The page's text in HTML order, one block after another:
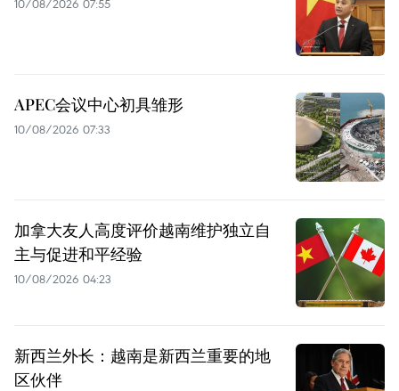
10/08/2026 07:55
APEC会议中心初具雏形
10/08/2026 07:33
加拿大友人高度评价越南维护独立自
主与促进和平经验
10/08/2026 04:23
新西兰外长：越南是新西兰重要的地
区伙伴